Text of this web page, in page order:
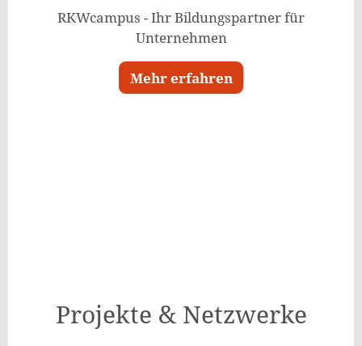
RKWcampus - Ihr Bildungspartner für
Unternehmen
Mehr erfahren
Projekte & Netzwerke